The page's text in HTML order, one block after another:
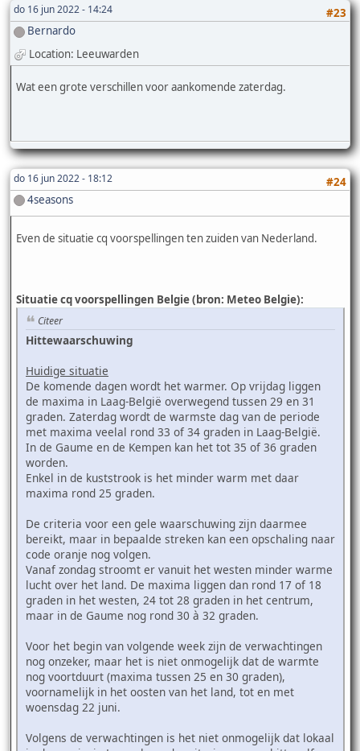
do 16 jun 2022 - 14:24
#23
Bernardo
Location: Leeuwarden
Wat een grote verschillen voor aankomende zaterdag.
do 16 jun 2022 - 18:12
#24
4seasons
Even de situatie cq voorspellingen ten zuiden van Nederland.
Situatie cq voorspellingen Belgie (bron: Meteo Belgie):
Citeer
Hittewaarschuwing
Huidige situatie
De komende dagen wordt het warmer. Op vrijdag liggen
de maxima in Laag-België overwegend tussen 29 en 31
graden. Zaterdag wordt de warmste dag van de periode
met maxima veelal rond 33 of 34 graden in Laag-België.
In de Gaume en de Kempen kan het tot 35 of 36 graden
worden.
Enkel in de kuststrook is het minder warm met daar
maxima rond 25 graden.
De criteria voor een gele waarschuwing zijn daarmee
bereikt, maar in bepaalde streken kan een opschaling naar
code oranje nog volgen.
Vanaf zondag stroomt er vanuit het westen minder warme
lucht over het land. De maxima liggen dan rond 17 of 18
graden in het westen, 24 tot 28 graden in het centrum,
maar in de Gaume nog rond 30 à 32 graden.
Voor het begin van volgende week zijn de verwachtingen
nog onzeker, maar het is niet onmogelijk dat de warmte
nog voortduurt (maxima tussen 25 en 30 graden),
voornamelijk in het oosten van het land, tot en met
woensdag 22 juni.
Volgens de verwachtingen is het niet onmogelijk dat lokaal